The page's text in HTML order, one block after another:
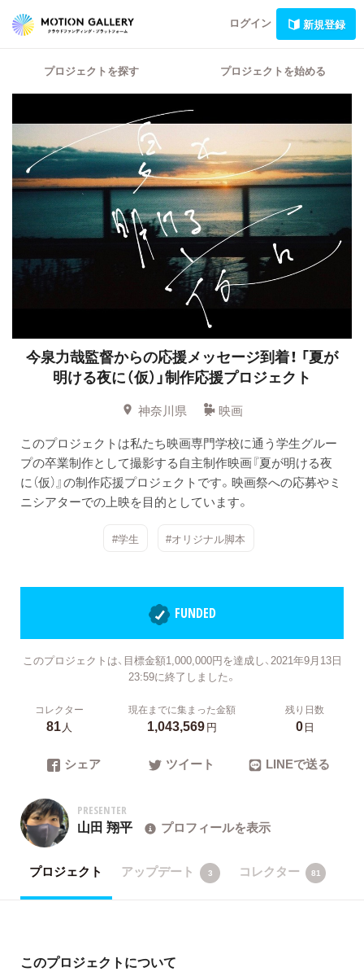
ログイン 新規登録
プロジェクトを探す プロジェクトを始める
今泉力哉監督からの応援メッセージ到着！ 「夏が
明ける夜に（仮）」制作応援プロジェクト
神奈川県
映画
このプロジェクトは私たち映画専門学校に通う学生グルー
プの卒業制作として撮影する自主制作映画『夏が明ける夜
に（仮）』の制作応援プロジェクトです。映画祭への応募やミ
ニシアターでの上映を目的としています。
#学生 #オリジナル脚本
FUNDED
このプロジェクトは、目標金額1,000,000円を達成し、2021年9月13日
23:59に終了しました。
コレクター
81人
現在までに集まった金額
1,043,569円
残り日数
0日
シェア ツイート LINEで送る
PRESENTER
山田 翔平 プロフィールを表示
プロジェクト アップデート 3 コレクター 81
このプロジェクトについて